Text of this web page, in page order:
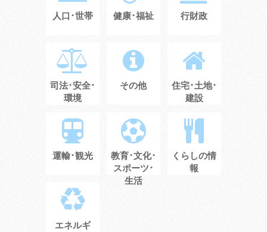
人口･世帯 健康･福祉 行財政
司法･安全･
環境
その他
住宅･土地･
建設
運輸･観光
教育･文化･
スポーツ･
生活
くらしの情
報
エネルギ